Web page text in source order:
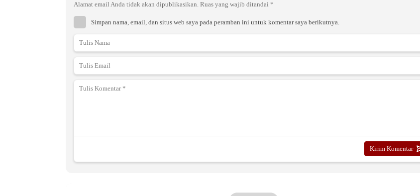
Alamat email Anda tidak akan dipublikasikan. Ruas yang wajib ditandai *
Simpan nama, email, dan situs web saya pada peramban ini untuk komentar saya berikutnya.